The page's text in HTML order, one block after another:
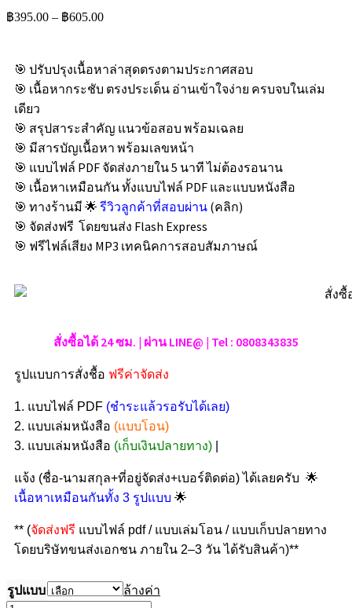
฿395.00 – ฿605.00
🎯 ปรับปรุงเนื้อหาล่าสุดตรงตามประกาศสอบ
🎯 เนื้อหากระชับ ตรงประเด็น อ่านเข้าใจง่าย ครบจบในเล่ม
เดียว
🎯 สรุปสาระสำคัญ แนวข้อสอบ พร้อมเฉลย
🎯 มีสารบัญเนื้อหา พร้อมเลขหน้า
🎯 แบบไฟล์ PDF จัดส่งภายใน 5 นาที ไม่ต้องรอนาน
🎯 เนื้อหาเหมือนกัน ทั้งแบบไฟล์ PDF และแบบหนังสือ
🎯 ทางร้านมี 🌟 รีวิวลูกค้าที่สอบผ่าน (คลิก)
🎯 จัดส่งฟรี โดยขนส่ง Flash Express
🎯 ฟรีไฟล์เสียง MP3 เทคนิคการสอบสัมภาษณ์
สั่งซื้อได้ 24 ซม. | ผ่าน LINE@ | Tel : 0808343835
รูปแบบการสั่งชื้อ ฟรีค่าจัดส่ง
1. แบบไฟล์ PDF (ชำระแล้วรอรับได้เลย)
2. แบบเล่มหนังสือ (แบบโอน)
3. แบบเล่มหนังสือ (เก็บเงินปลายทาง)
แจ้ง (ชื่อ-นามสกุล+ที่อยู่จัดส่ง+เบอร์ติดต่อ) ได้เลยครับ 🌟
เนื้อหาเหมือนกันทั้ง 3 รูปแบบ 🌟
** (จัดส่งฟรี แบบไฟล์ pdf / แบบเล่มโอน / แบบเก็บปลายทาง
โดยบริษัทขนส่งเอกชน ภายใน 2–3 วัน ได้รับสินค้า)**
รูปแบบ ล้างค่า